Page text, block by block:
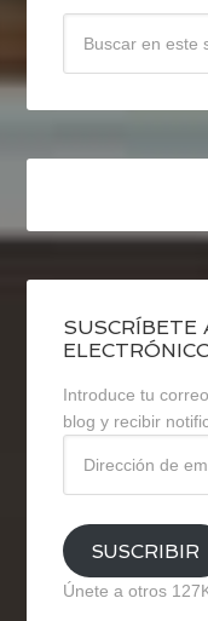
SUSCRÍBETE
Introduce tu
blog y recibir
email
SUSCRIBIR
Únete a otros